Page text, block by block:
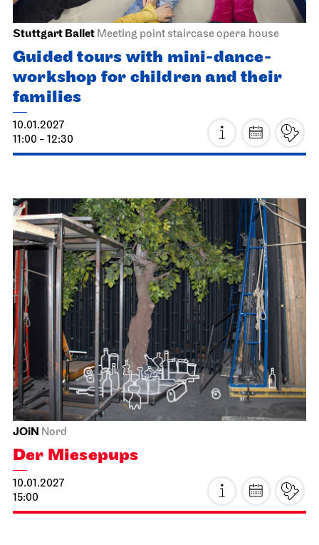
Sun, 10.01.2027
Stuttgart BalletMeeting point staircase opera house
Guided tours with mini-dance-
workshop for children and their
families
10.01.2027
11:00 - 12:30